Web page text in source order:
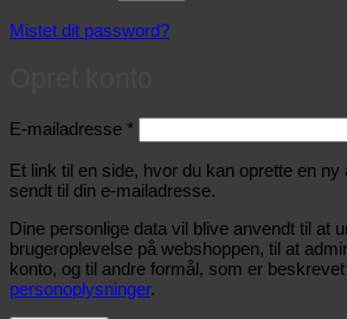
Mistet dit password?
E-mailadresse *
Et link til en side, hvor du kan oprette en
sendt til din e-mailadresse.
Dine personlige data vil blive anvendt til at
brugeroplevelse på webshoppen, til at
konto, og til andre formål, som er
personoplysninger.